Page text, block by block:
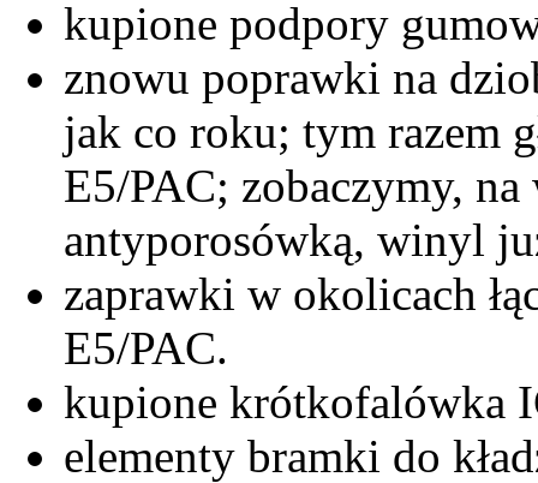
kupione podpory
znowu poprawki na
jak co roku; tym razem
E5/PAC; zobaczymy,
antyporosówką, winyl
zaprawki w okolicach
E5/PAC.
kupione krótkofalówka
elementy bramki do